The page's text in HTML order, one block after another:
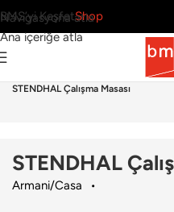
Navigasyona atla
Ana içeriğe atla
BMS’yi KeşfetShop
Çalışma Masası›
STENDHAL Çalışma Masası
STENDHAL
Armani/Casa